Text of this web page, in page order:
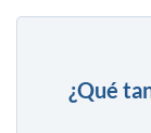
¿Qué